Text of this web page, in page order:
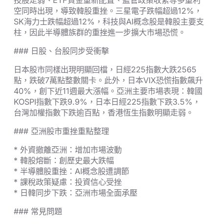
空同時出現，導致韓股重挫。三星電子跌幅超過12%，
SK海力士跌幅超過12%，科技與AI概念股是韓股主要支
柱，因此半導體族群的重挫進一步擴大市場恐慌。
### 日股、台股同步受衝擊
日本股市同樣出現明顯回檔，日經225指數大跌2565
點，跌破7萬點整數關卡。此外，日本VIX恐慌指數飆升
40%，創下近11週最大漲幅。亞洲主要市場表現：韓國
KOSPI指數下跌9.9%，日本日經225指數下跌3.5%，
台灣加權指數下跌逾百點，香港恆生指數明顯走弱。
### 亞洲股市重挫重點整理
* 外資撤離亞洲：增加市場波動
* 韓股熔斷：創歷史最大跌幅
* 半導體股重挫：AI概念股遭調節
* 課稅政策疑慮：投資信心受挫
* 日韓同步下跌：亞洲市場全面承壓
### 常見問題